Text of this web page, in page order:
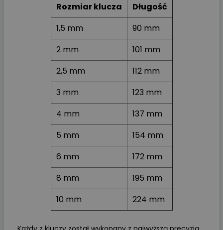
Rozmiar klucza
Długość
1,5 mm
90 mm
2 mm
101 mm
2,5 mm
112 mm
3 mm
123 mm
4 mm
137 mm
5 mm
154 mm
6 mm
172 mm
8 mm
195 mm
10 mm
224 mm